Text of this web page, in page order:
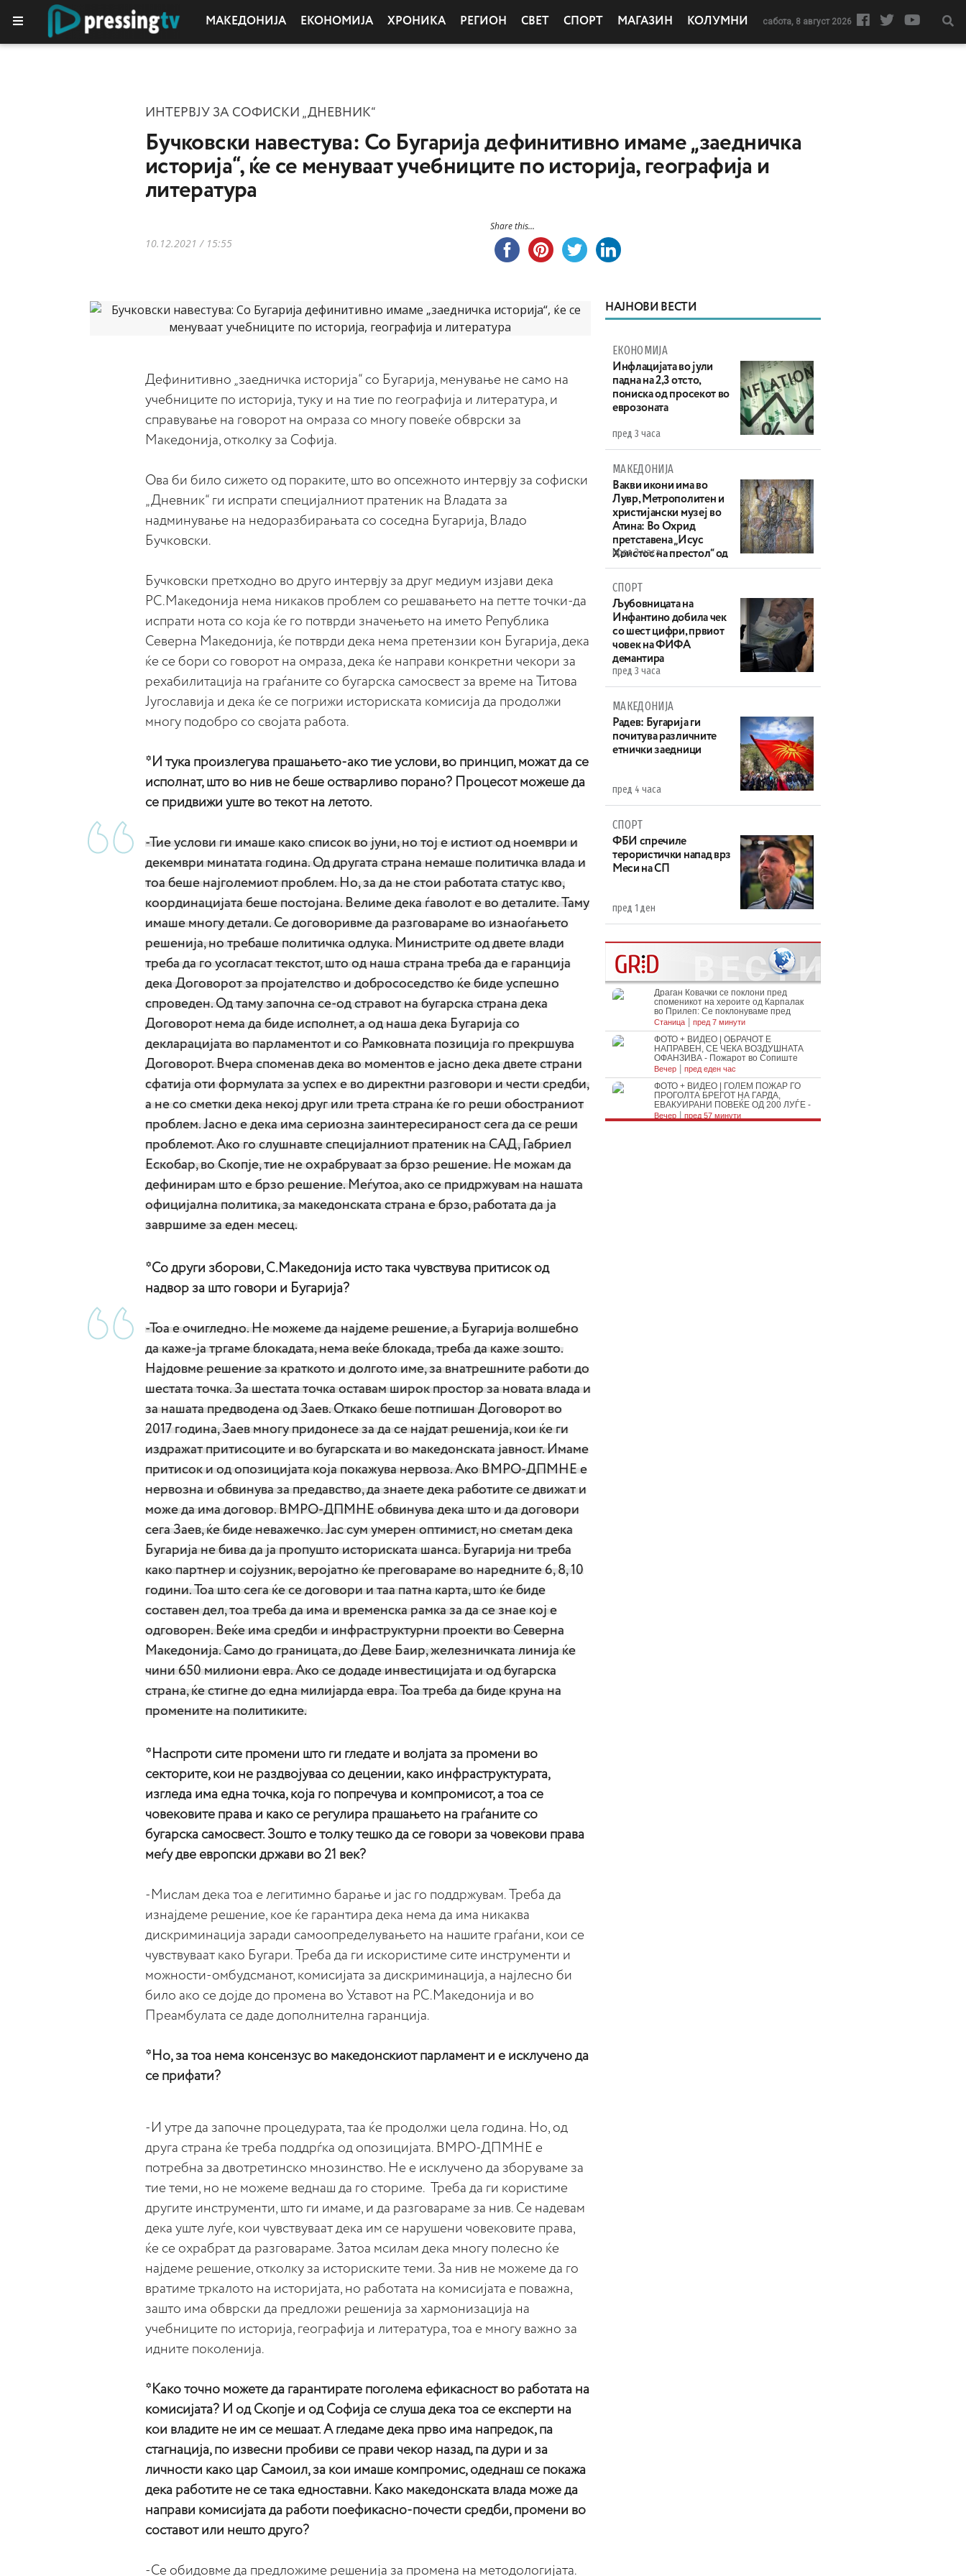
МАКЕДОНИЈА ЕКОНОМИЈА ХРОНИКА РЕГИОН СВЕТ СПОРТ МАГАЗИН КОЛУМНИ сабота, 8 август 2026
ИНТЕРВЈУ ЗА СОФИСКИ „ДНЕВНИК“
Бучковски навестува: Со Бугарија дефинитивно имаме „заедничка
историја“, ќе се менуваат учебниците по историја, географија и
литература
10.12.2021 / 15:55
Share this...
Дефинитивно „заедничка историја“ со Бугарија, менување не само на
учебниците по историја, туку и на тие по географија и литература, и
справување на говорот на омраза со многу повеќе обврски за
Македонија, отколку за Софија.
Ова би било сижето од пораките, што во опсежното интервју за софиски
„Дневник“ ги испрати специјалниот пратеник на Владата за
надминување на недоразбирањата со соседна Бугарија, Владо
Бучковски.
Бучковски претходно во друго интервју за друг медиум изјави дека
РС.Македонија нема никаков проблем со решавањето на петте точки-да
испрати нота со која ќе го потврди значењето на името Република
Северна Македонија, ќе потврди дека нема претензии кон Бугарија, дека
ќе се бори со говорот на омраза, дека ќе направи конкретни чекори за
рехабилитација на граѓаните со бугарска самосвест за време на Титова
Југославија и дека ќе се погрижи историската комисија да продолжи
многу подобро со својата работа.
*И тука произлегува прашањето-ако тие услови, во принцип, можат да се
исполнат, што во нив не беше остварливо порано? Процесот можеше да
се придвижи уште во текот на летото.
-Тие услови ги имаше како список во јуни, но тој е истиот од ноември и
декември минатата година. Од другата страна немаше политичка влада и
тоа беше најголемиот проблем. Но, за да не стои работата статус кво,
координацијата беше постојана. Велиме дека ѓаволот е во деталите. Таму
имаше многу детали. Се договоривме да разговараме во изнаоѓањето
решенија, но требаше политичка одлука. Министрите од двете влади
треба да го усогласат текстот, што од наша страна треба да е гаранција
дека Договорот за пројателство и добрососедство ќе биде успешно
спроведен. Од таму започна се-од стравот на бугарска страна дека
Договорот нема да биде исполнет, а од наша дека Бугарија со
декларацијата во парламентот и со Рамковната позиција го прекршува
Договорот. Вчера споменав дека во моментов е јасно дека двете страни
сфатија оти формулата за успех е во директни разговори и чести средби,
а не со сметки дека некој друг или трета страна ќе го реши обостраниот
проблем. Јасно е дека има сериозна заинтересираност сега да се реши
проблемот. Ако го слушнавте специјалниот пратеник на САД, Габриел
Ескобар, во Скопје, тие не охрабруваат за брзо решение. Не можам да
дефинирам што е брзо решение. Меѓутоа, ако се придржувам на нашата
официјална политика, за македонската страна е брзо, работата да ја
завршиме за еден месец.
*Со други зборови, С.Македонија исто така чувствува притисок од
надвор за што говори и Бугарија?
-Тоа е очигледно. Не можеме да најдеме решение, а Бугарија волшебно
да каже-ја тргаме блокадата, нема веќе блокада, треба да каже зошто.
Најдовме решение за краткото и долгото име, за внатрешните работи до
шестата точка. За шестата точка оставам широк простор за новата влада и
за нашата предводена од Заев. Откако беше потпишан Договорот во
2017 година, Заев многу придонесе за да се најдат решенија, кои ќе ги
издражат притисоците и во бугарската и во македонската јавност. Имаме
притисок и од опозицијата која покажува нервоза. Ако ВМРО-ДПМНЕ е
нервозна и обвинува за предавство, да знаете дека работите се движат и
може да има договор. ВМРО-ДПМНЕ обвинува дека што и да договори
сега Заев, ќе биде неважечко. Јас сум умерен оптимист, но сметам дека
Бугарија не бива да ја пропушто историската шанса. Бугарија ни треба
како партнер и сојузник, веројатно ќе преговараме во наредните 6, 8, 10
години. Тоа што сега ќе се договори и таа патна карта, што ќе биде
составен дел, тоа треба да има и временска рамка за да се знае кој е
одговорен. Веќе има средби и инфраструктурни проекти во Северна
Македонија. Само до границата, до Деве Баир, железничката линија ќе
чини 650 милиони евра. Ако се додаде инвестицијата и од бугарска
страна, ќе стигне до една милијарда евра. Тоа треба да биде круна на
промените на политиките.
*Наспроти сите промени што ги гледате и волјата за промени во
секторите, кои не раздвојуваа со децении, како инфраструктурата,
изгледа има една точка, која го попречува и компромисот, а тоа се
човековите права и како се регулира прашањето на граѓаните со
бугарска самосвест. Зошто е толку тешко да се говори за човекови права
меѓу две европски држави во 21 век?
-Мислам дека тоа е легитимно барање и јас го поддржувам. Треба да
изнајдеме решение, кое ќе гарантира дека нема да има никаква
дискриминација заради самоопределувањето на нашите граѓани, кои се
чувствуваат како Бугари. Треба да ги искористиме сите инструменти и
можности-омбудсманот, комисијата за дискриминација, а најлесно би
било ако се дојде до промена во Уставот на РС.Македонија и во
Преамбулата се даде дополнителна гаранција.
*Но, за тоа нема консензус во македонскиот парламент и е исклучено да
се прифати?
-И утре да започне процедурата, таа ќе продолжи цела година. Но, од
друга страна ќе треба поддрѓка од опозицијата. ВМРО-ДПМНЕ е
потребна за двотретинско мнозинство. Не е исклучено да зборуваме за
тие теми, но не можеме веднаш да го сториме. Треба да ги користиме
другите инструменти, што ги имаме, и да разговараме за нив. Се надевам
дека уште луѓе, кои чувствуваат дека им се нарушени човековите права,
ќе се охрабрат да разговараме. Затоа мсилам дека многу полесно ќе
најдеме решение, отколку за историските теми. За нив не можеме да го
вратиме тркалото на историјата, но работата на комисијата е поважна,
зашто има обврски да предложи решенија за хармонизација на
учебниците по историја, географија и литература, тоа е многу важно за
идните поколенија.
*Како точно можете да гарантирате поголема ефикасност во работата на
комисијата? И од Скопје и од Софија се слуша дека тоа се експерти на
кои владите не им се мешаат. А гледаме дека прво има напредок, па
стагнација, по извесни пробиви се прави чекор назад, па дури и за
личности како цар Самоил, за кои имаше компромис, одеднаш се покажа
дека работите не се така едноставни. Како македонската влада може да
направи комисијата да работи поефикасно-почести средби, промени во
составот или нешто друго?
-Се обидовме да предложиме решенија за промена на методологијата.
НАЈНОВИ ВЕСТИ
ЕКОНОМИЈА
Инфлацијата во јули
падна на 2,3 отсто,
пониска од просекот во
еврозоната
пред 3 часа
МАКЕДОНИЈА
Вакви икони има во
Лувр, Метрополитен и
христијански музеј во
Атина: Во Охрид
претставена „Исус
Христос на престол“ од
XIV век
пред 3 часа
СПОРТ
Љубовницата на
Инфантино добила чек
со шест цифри, првиот
човек на ФИФА
демантира
пред 3 часа
МАКЕДОНИЈА
Радев: Бугарија ги
почитува различните
етнички заедници
пред 4 часа
СПОРТ
ФБИ спречиле
терористички напад врз
Меси на СП
пред 1 ден